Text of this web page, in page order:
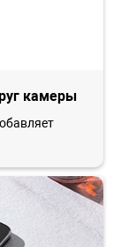
камеры